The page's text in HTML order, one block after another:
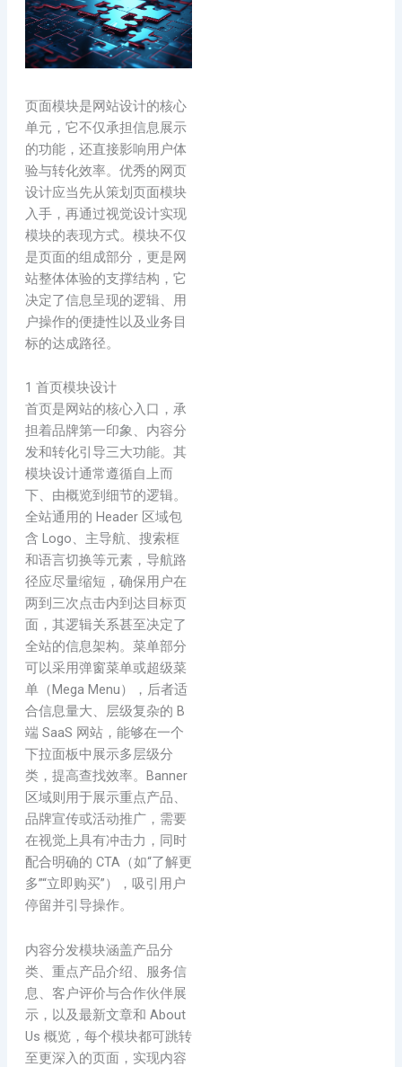
页面模块是网站设计的核心
单元，它不仅承担信息展示
的功能，还直接影响用户体
验与转化效率。优秀的网页
设计应当先从策划页面模块
入手，再通过视觉设计实现
模块的表现方式。模块不仅
是页面的组成部分，更是网
站整体体验的支撑结构，它
决定了信息呈现的逻辑、用
户操作的便捷性以及业务目
标的达成路径。
1 首页模块设计
首页是网站的核心入口，承
担着品牌第一印象、内容分
发和转化引导三大功能。其
模块设计通常遵循自上而
下、由概览到细节的逻辑。
全站通用的 Header 区域包
含 Logo、主导航、搜索框
和语言切换等元素，导航路
径应尽量缩短，确保用户在
两到三次点击内到达目标页
面，其逻辑关系甚至决定了
全站的信息架构。菜单部分
可以采用弹窗菜单或超级菜
单（Mega Menu），后者适
合信息量大、层级复杂的 B
端 SaaS 网站，能够在一个
下拉面板中展示多层级分
类，提高查找效率。Banner
区域则用于展示重点产品、
品牌宣传或活动推广，需要
在视觉上具有冲击力，同时
配合明确的 CTA（如“了解更
多”“立即购买”），吸引用户
停留并引导操作。
内容分发模块涵盖产品分
类、重点产品介绍、服务信
息、客户评价与合作伙伴展
示，以及最新文章和 About
Us 概览，每个模块都可跳转
至更深入的页面，实现内容